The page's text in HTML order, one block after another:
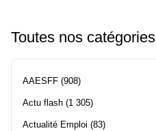
Toutes nos catégories
AAESFF (908)
Actu flash (1 305)
Actualité Emploi (83)